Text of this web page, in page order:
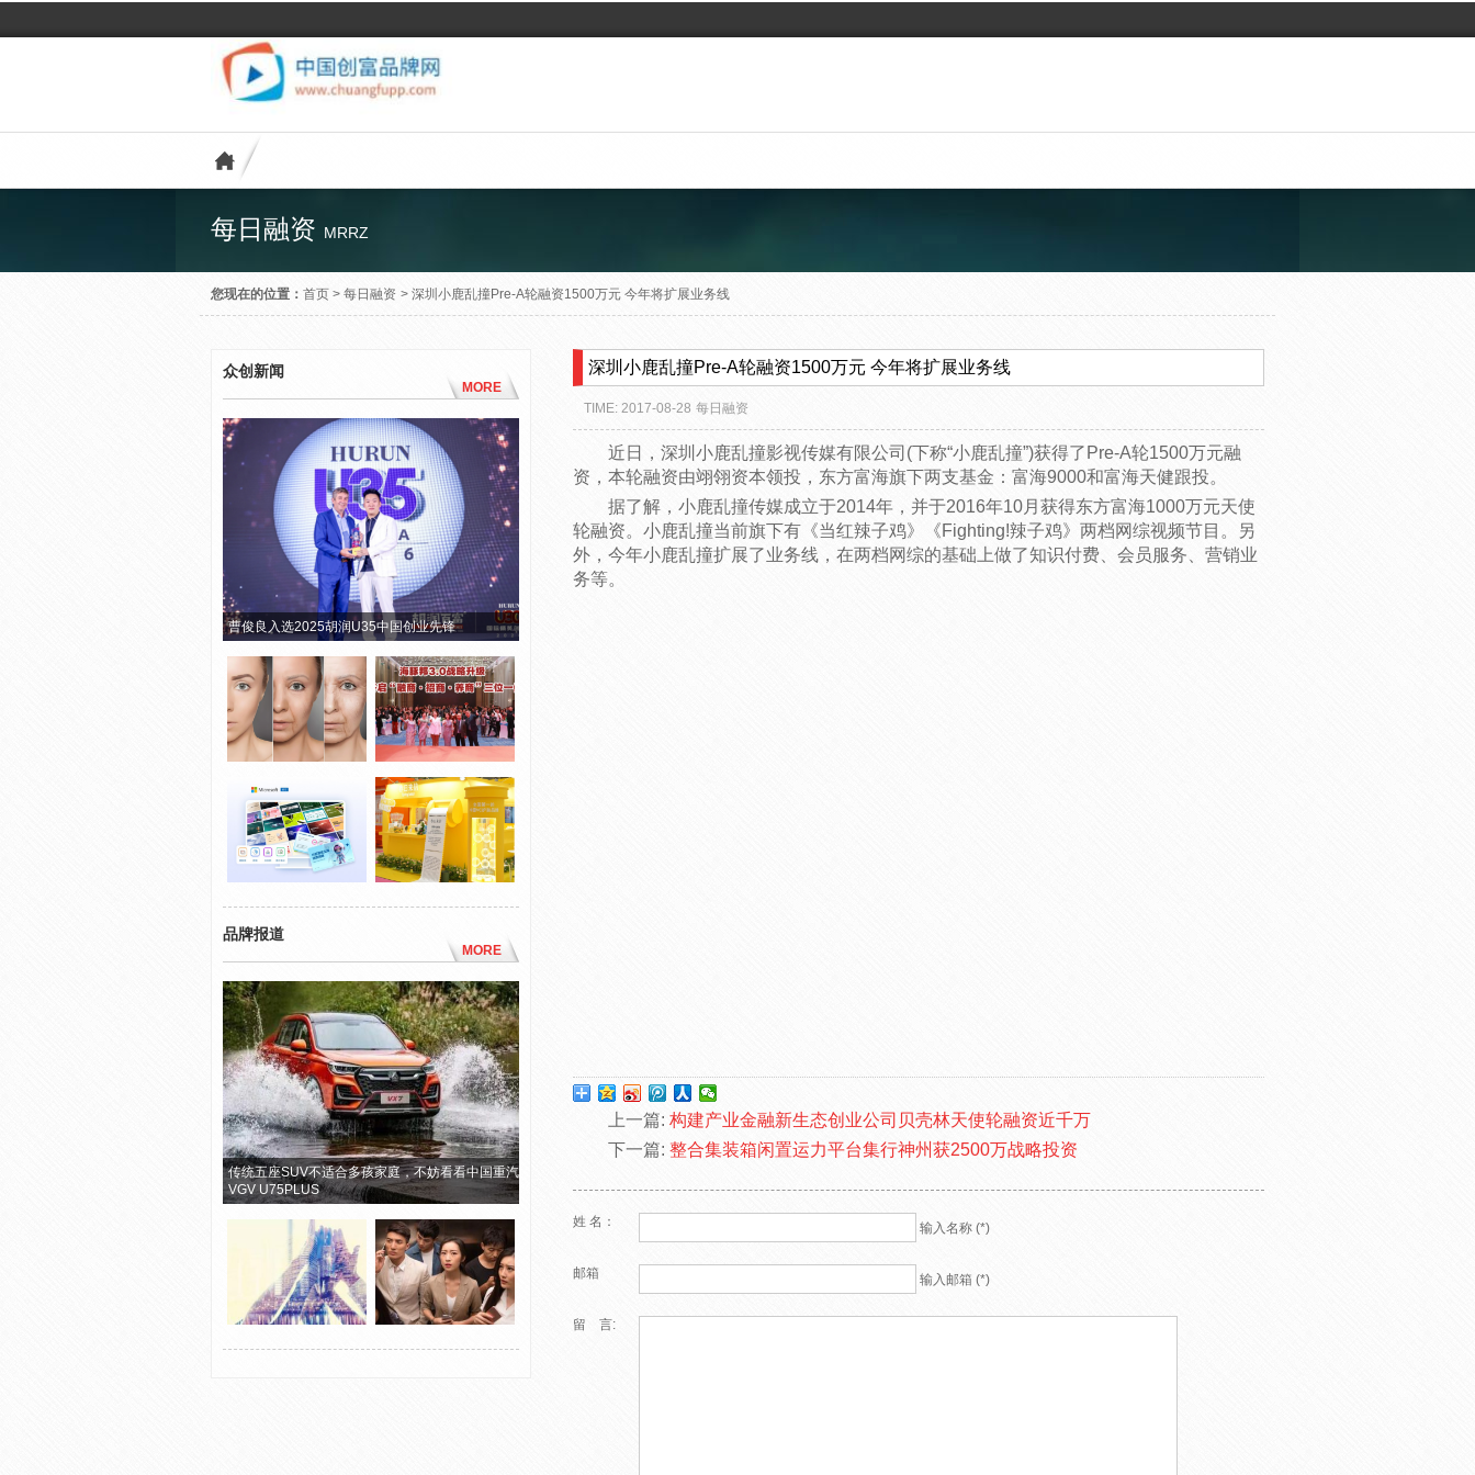
每日融资 MRRZ
您现在的位置： 首页 > 每日融资 > 深圳小鹿乱撞Pre-A轮融资1500万元 今年将扩展业务线
众创新闻
MORE
曹俊良入选2025胡润U35中国创业先锋
品牌报道
MORE
传统五座SUV不适合多孩家庭，不妨看看中国重汽
VGV U75PLUS
深圳小鹿乱撞Pre-A轮融资1500万元 今年将扩展业务线
TIME: 2017-08-28 每日融资
近日，深圳小鹿乱撞影视传媒有限公司(下称“小鹿乱撞”)获得了Pre-A轮1500万元融
资，本轮融资由翊翎资本领投，东方富海旗下两支基金：富海9000和富海天健跟投。
据了解，小鹿乱撞传媒成立于2014年，并于2016年10月获得东方富海1000万元天使
轮融资。小鹿乱撞当前旗下有《当红辣子鸡》《Fighting!辣子鸡》两档网综视频节目。另
外，今年小鹿乱撞扩展了业务线，在两档网综的基础上做了知识付费、会员服务、营销业
务等。
上一篇: 构建产业金融新生态创业公司贝壳林天使轮融资近千万
下一篇: 整合集装箱闲置运力平台集行神州获2500万战略投资
姓 名： 输入名称 (*)
邮箱 输入邮箱 (*)
留 言: